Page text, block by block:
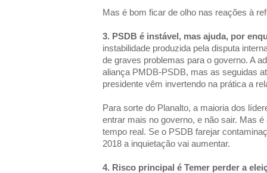
Mas é bom ficar de olho nas reações à
3. PSDB é instável, mas ajuda, por
instabilidade produzida pela disputa
de graves problemas para o governo. A
aliança PMDB-PSDB, mas as seguidas
presidente vêm invertendo na prática a
Para sorte do Planalto, a maioria dos
entrar mais no governo, e não sair. Mas
tempo real. Se o PSDB farejar
2018 a inquietação vai aumentar.
4. Risco principal é Temer perder a